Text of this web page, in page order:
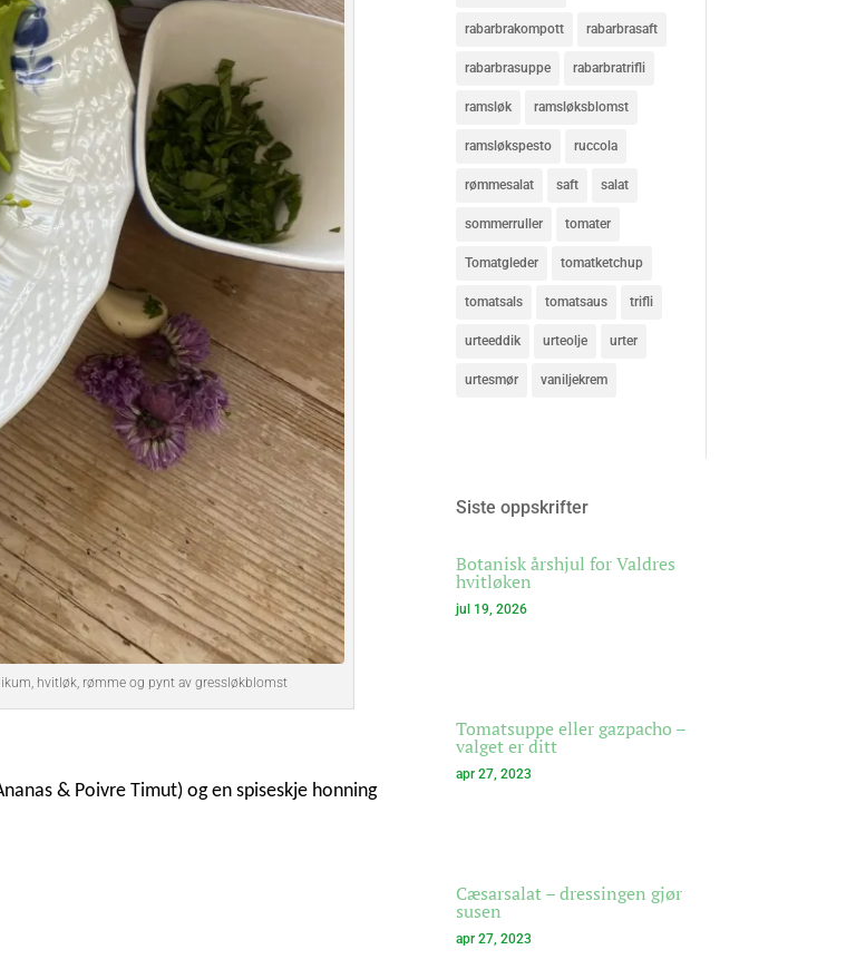
hvitløk, rømme og pynt av gressløkblomst
& Poivre Timut) og en spiseskje honning
rabarbrakompott rabarbrasaft
rabarbrasuppe rabarbratrifli
ramsløk ramsløksblomst
ramsløkspesto ruccola
rømmesalat saft salat
sommerruller tomater
Tomatgleder tomatketchup
tomatsals tomatsaus trifli
urteeddik urteolje urter
urtesmør vaniljekrem
Siste oppskrifter
Botanisk årshjul for Valdres
hvitløken
jul 19, 2026
Tomatsuppe eller gazpacho –
valget er ditt
apr 27, 2023
Cæsarsalat – dressingen gjør
susen
apr 27, 2023